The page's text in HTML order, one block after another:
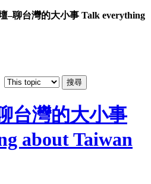
–聊台灣的大小事 Talk everything
台灣的大小事
about Taiwan